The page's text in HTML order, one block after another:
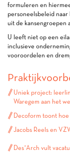
formuleren en
personeelsbeleid
uit de kansengroepen
U leeft niet op een
inclusieve
vooroordelen en
Uniek project:
Waregem aan het
Decoform toont hoe
Jacobs Reels en
Des’Arch vult